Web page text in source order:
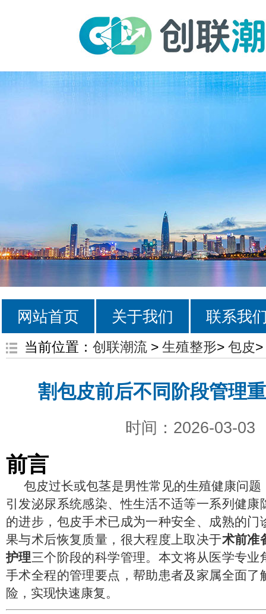
网站首页 关于我们 联系我
当前位置： 创联潮流> 生殖整形> 包皮>
割包皮前后不同阶段管理
时间：2026-03-03
前言
包皮过长或包茎是男性常见的生殖健康问
引发泌尿系统感染、性生活不适等一系列健康
的进步，包皮手术已成为一种安全、成熟的门
果与术后恢复质量，很大程度上取决于术前准
护理三个阶段的科学管理。本文将从医学专业
手术全程的管理要点，帮助患者及家属全面了
险，实现快速康复。